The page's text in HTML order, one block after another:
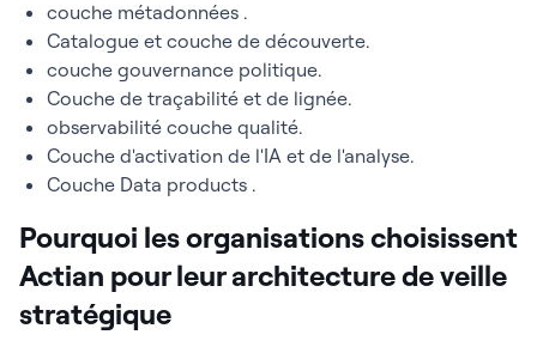
couche métadonnées .
Catalogue et couche de découverte.
couche gouvernance politique.
Couche de traçabilité et de lignée.
observabilité couche qualité.
Couche d'activation de l'IA et de l'analyse.
Couche Data products .
Pourquoi les organisations choisissent
Actian pour leur architecture de veille
stratégique